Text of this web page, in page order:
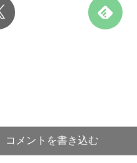
コメントを書き込む